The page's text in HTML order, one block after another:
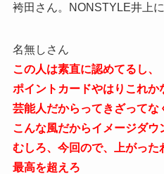
袴田さん。NONSTYLE井上に
名無しさん
この人は素直に認めてるし、
ポイントカードやはりこれか
芸能人だからってきざってな
こんな風だからイメージダウ
むしろ、今回ので、上がった
最高を超えろ